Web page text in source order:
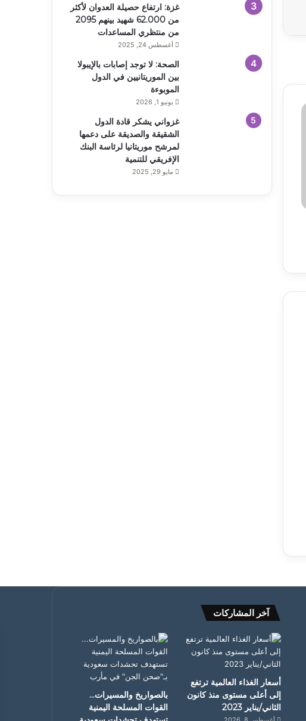
غزة: ارتفاع حصيلة العدوان لأكثر
من 62.000 شهيد بينهم 2095
من منتظري المساعدات
أغسطس 24, 2025
الصحة: لا توجد إصابات بالإيبولا
بين الموريتانيين في الدول
الموبوءة
يونيو 1, 2026
غزواني يشكر قادة الدول
الشقيقة والصديقة على دعمها
لمرشح موريتانيا لرئاسة البنك
الإفريقي للتنمية
مايو 29, 2025
آخر المشاركات
أسعار الغذاء العالمية ترتفع
إلى أعلى مستوى منذ كانون
الثاني/يناير 2023
بالصواريخ والمسيرات…
القوات المسلحة اليمنية